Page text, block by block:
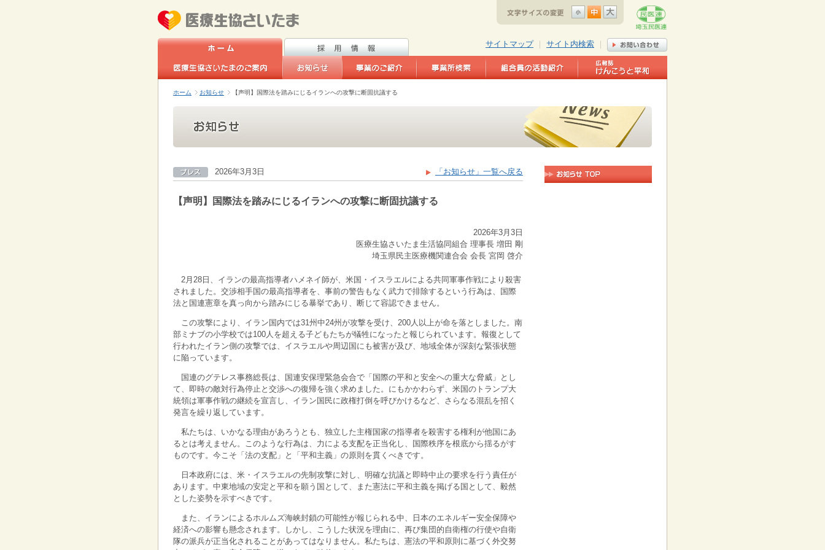
サイトマップ｜ サイト内検索
ホーム お知らせ 【声明】国際法を踏みにじるイランへの攻撃に断固抗議する
2026年3月3日 「お知らせ」一覧へ戻る
【声明】国際法を踏みにじるイランへの攻撃に断固抗議する
2026年3月3日
医療生協さいたま生活協同組合 理事長 増田 剛
埼玉県民主医療機関連合会 会長 宮岡 啓介
2月28日、イランの最高指導者ハメネイ師が、米国・イスラエルによる共同軍事作戦により殺害
されました。交渉相手国の最高指導者を、事前の警告もなく武力で排除するという行為は、国際
法と国連憲章を真っ向から踏みにじる暴挙であり、断じて容認できません。
この攻撃により、イラン国内では31州中24州が攻撃を受け、200人以上が命を落としました。南
部ミナブの小学校では100人を超える子どもたちが犠牲になったと報じられています。報復として
行われたイラン側の攻撃では、イスラエルや周辺国にも被害が及び、地域全体が深刻な緊張状態
に陥っています。
国連のグテレス事務総長は、国連安保理緊急会合で「国際の平和と安全への重大な脅威」とし
て、即時の敵対行為停止と交渉への復帰を強く求めました。にもかかわらず、米国のトランプ大
統領は軍事作戦の継続を宣言し、イラン国民に政権打倒を呼びかけるなど、さらなる混乱を招く
発言を繰り返しています。
私たちは、いかなる理由があろうとも、独立した主権国家の指導者を殺害する権利が他国にあ
るとは考えません。このような行為は、力による支配を正当化し、国際秩序を根底から揺るがす
ものです。今こそ「法の支配」と「平和主義」の原則を貫くべきです。
日本政府には、米・イスラエルの先制攻撃に対し、明確な抗議と即時中止の要求を行う責任が
あります。中東地域の安定と平和を願う国として、また憲法に平和主義を掲げる国として、毅然
とした姿勢を示すべきです。
また、イランによるホルムズ海峡封鎖の可能性が報じられる中、日本のエネルギー安全保障や
経済への影響も懸念されます。しかし、こうした状況を理由に、再び集団的自衛権の行使や自衛
隊の派兵が正当化されることがあってはなりません。私たちは、憲法の平和原則に基づく外交努